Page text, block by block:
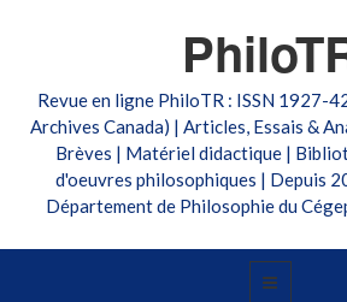
Revue en ligne PhiloTR : ISSN 1927-
Archives Canada) | Articles, Essais &
Brèves | Matériel didactique |
d'oeuvres philosophiques | Depuis
Département de Philosophie du